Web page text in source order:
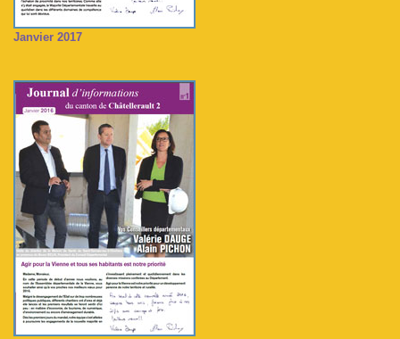
Janvier 2017